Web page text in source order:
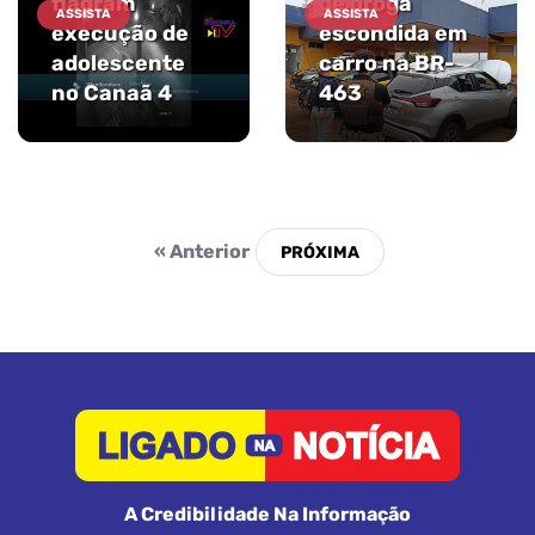
ASSISTA
execução de
adolescente
no Canaã 4
ASSISTA
escondida em
carro na BR-
463
« Anterior
A Credibilidade Na Informação